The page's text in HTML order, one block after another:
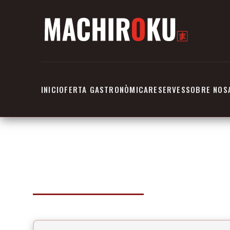
INICIOFERTA GASTRONÒMICARESERVESSOBRE